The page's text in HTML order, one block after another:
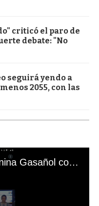
criticó el paro de
debate: "No
seguirá yendo a
2055, con las
El mal momento de Yanina Gasañol con un hincha argentino en "Subrayado"